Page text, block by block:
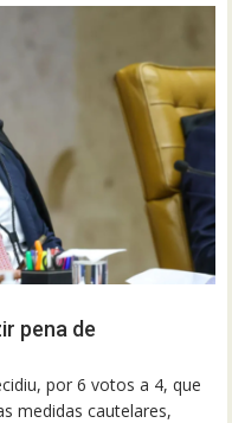
pena de
por 6 votos a 4, que
medidas cautelares,